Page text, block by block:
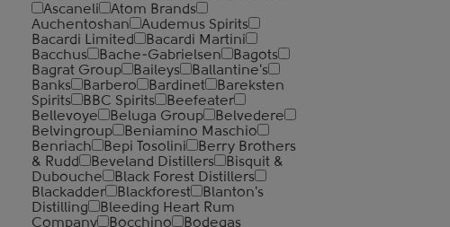
Ascaneli
Atom Brands
Auchentoshan
Audemus Spirits
Bacardi Limited
Bacardi Martini
Bacchus
Bache-Gabrielsen
Bagots
Bagrat Group
Baileys
Ballantine's
Banks
Barbero Bardinet
Bareksten
Spirits
BBC Spirits
Beefeater
Bellevoye
Beluga Group
Belvedere
Belvingroup
Beniamino Maschio
Benriach
Bepi Tosolini
Berry Brothers
& Rudd
Beveland Distillers
Bisquit &
Dubouche
Black Forest Distillers
Blackadder
Blackforest
Blanton's
Distilling
Bleeding Heart Rum
Company
Bocchino
Bodegas